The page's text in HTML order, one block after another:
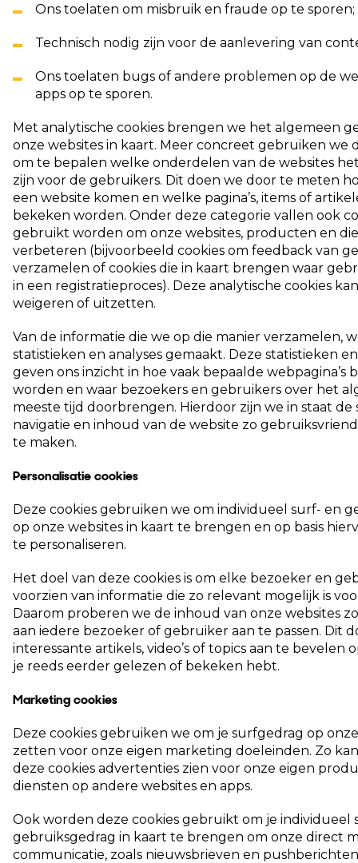
Ons toelaten om misbruik en fraude op te sporen;
Technisch nodig zijn voor de aanlevering van
Ons toelaten bugs of andere problemen op de
apps op te sporen.
Met analytische cookies brengen we het algemeen
onze websites in kaart. Meer concreet gebruiken we
om te bepalen welke onderdelen van de websites
zijn voor de gebruikers. Dit doen we door te meten
een website komen en welke pagina’s, items of
bekeken worden. Onder deze categorie vallen ook
gebruikt worden om onze websites, producten en
verbeteren (bijvoorbeeld cookies om feedback van
verzamelen of cookies die in kaart brengen waar
in een registratieproces). Deze analytische cookies
weigeren of uitzetten.
Van de informatie die we op die manier verzamelen,
statistieken en analyses gemaakt. Deze statistieken
geven ons inzicht in hoe vaak bepaalde webpagina’s
worden en waar bezoekers en gebruikers over het
meeste tijd doorbrengen. Hierdoor zijn we in staat
navigatie en inhoud van de website zo
te maken.
Personalisatie cookies
Deze cookies gebruiken we om individueel surf- en
op onze websites in kaart te brengen en op basis
te personaliseren.
Het doel van deze cookies is om elke bezoeker en
voorzien van informatie die zo relevant mogelijk is
Daarom proberen we de inhoud van onze websites
aan iedere bezoeker of gebruiker aan te passen. Dit
interessante artikels, video’s of topics aan te bevelen
je reeds eerder gelezen of bekeken hebt.
Marketing cookies
Deze cookies gebruiken we om je surfgedrag op
zetten voor onze eigen marketing doeleinden. Zo
deze cookies advertenties zien voor onze eigen
diensten op andere websites en apps.
Ook worden deze cookies gebruikt om je individueel
gebruiksgedrag in kaart te brengen om onze direct
communicatie, zoals nieuwsbrieven en